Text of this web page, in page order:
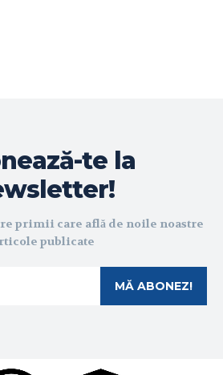
te la
primii care află de noile noastre
publicate
MĂ ABONEZ!